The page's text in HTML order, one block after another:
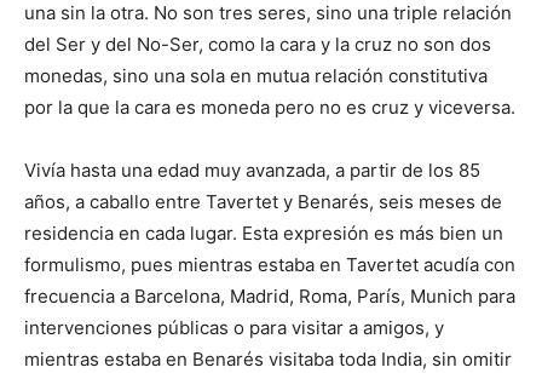
una sin la otra. No son tres seres, sino una triple relación
del Ser y del No-Ser, como la cara y la cruz no son dos
monedas, sino una sola en mutua relación constitutiva
por la que la cara es moneda pero no es cruz y viceversa.
Vivía hasta una edad muy avanzada, a partir de los 85
años, a caballo entre Tavertet y Benarés, seis meses de
residencia en cada lugar. Esta expresión es más bien un
formulismo, pues mientras estaba en Tavertet acudía con
frecuencia a Barcelona, Madrid, Roma, París, Munich para
intervenciones públicas o para visitar a amigos, y
mientras estaba en Benarés visitaba toda India, sin omitir